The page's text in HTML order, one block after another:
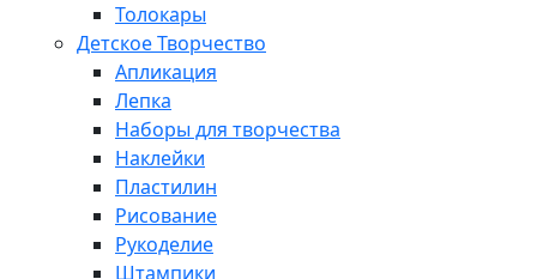
Толокары
Детское Творчество
Апликация
Лепка
Наборы для творчества
Наклейки
Пластилин
Рисование
Рукоделие
Штампики